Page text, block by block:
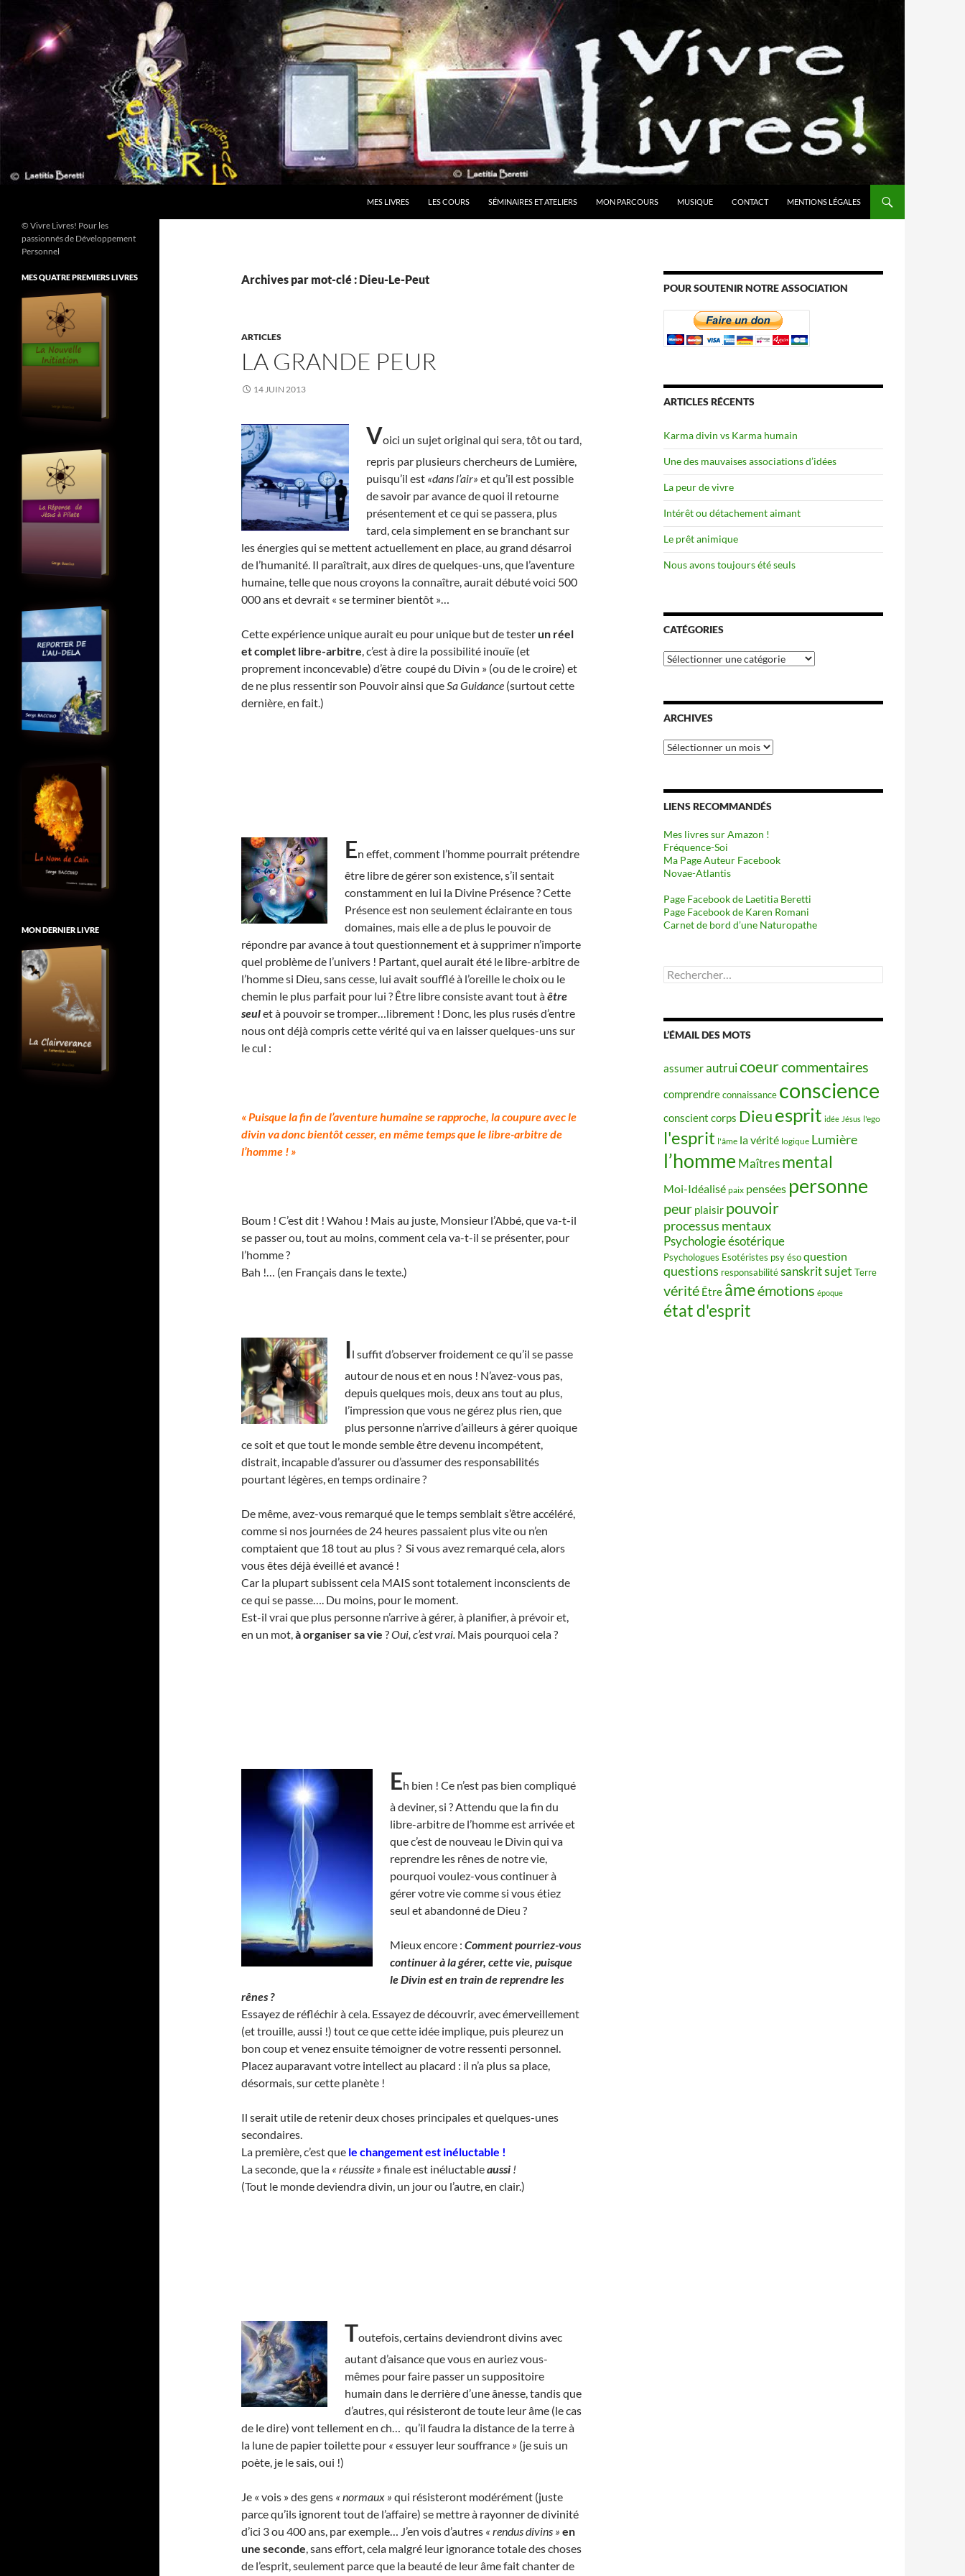
contenu
MES LIVRES LES COURS SÉMINAIRES ET ATELIERS MON PARCOURS MUSIQUE CONTACT MENTIONS LÉGALES
Archives par mot-clé : Dieu-Le-Peut
ARTICLES
LA GRANDE PEUR
14 JUIN 2013
Voici un sujet original qui sera, tôt ou tard,
repris par plusieurs chercheurs de Lumière,
puisqu’il est «dans l’air» et qu’il est possible
de savoir par avance de quoi il retourne
présentement et ce qui se passera, plus
tard, cela simplement en se branchant sur
les énergies qui se mettent actuellement en place, au grand désarroi
de l’humanité. Il paraîtrait, aux dires de quelques-uns, que l’aventure
humaine, telle que nous croyons la connaître, aurait débuté voici 500
000 ans et devrait « se terminer bientôt »…
Cette expérience unique aurait eu pour unique but de testerun réel
et complet libre-arbitre, c’est à dire la possibilité inouïe (et
proprement inconcevable) d’être coupé du Divin » (ou de le croire) et
de ne plus ressentir son Pouvoir ainsi queSa Guidance (surtout cette
dernière, en fait.)
En effet, comment l’homme pourrait prétendre
être libre de gérer son existence, s’il sentait
constamment en lui la Divine Présence ? Cette
Présence est non seulement éclairante en tous
domaines, mais elle a de plus le pouvoir de
répondre par avance à tout questionnement et à supprimer n’importe
quel problème de l’univers ! Partant, quel aurait été le libre-arbitre de
l’homme si Dieu, sans cesse, lui avait soufflé à l’oreille le choix ou le
chemin le plus parfait pour lui ? Être libre consiste avant tout àêtre
seulet à pouvoir se tromper…librement ! Donc, les plus rusés d’entre
nous ont déjà compris cette vérité qui va en laisser quelques-uns sur
le cul :
« Puisque la fin de l’aventure humaine se rapproche, la coupure avec le
divin va donc bientôt cesser, en même temps que le libre-arbitre de
l’homme ! »
Boum ! C’est dit ! Wahou ! Mais au juste, Monsieur l’Abbé, que va-t-il
se passer ou, tout au moins, comment cela va-t-il se présenter, pour
l’homme ?
Bah !… (en Français dans le texte.)
Il suffit d’observer froidement ce qu’il se passe
autour de nous et en nous ! N’avez-vous pas,
depuis quelques mois, deux ans tout au plus,
l’impression que vous ne gérez plus rien, que
plus personne n’arrive d’ailleurs à gérer quoique
ce soit et que tout le monde semble être devenu incompétent,
distrait, incapable d’assurer ou d’assumer des responsabilités
pourtant légères, en temps ordinaire ?
De même, avez-vous remarqué que le temps semblait s’être accéléré,
comme si nos journées de 24 heures passaient plus vite ou n’en
comptaient que 18 tout au plus ? Si vous avez remarqué cela, alors
vous êtes déjà éveillé et avancé !
Car la plupart subissent cela MAIS sont totalement inconscients de
ce qui se passe…. Du moins, pour le moment.
Est-il vrai que plus personne n’arrive à gérer, à planifier, à prévoir et,
en un mot,à organiser sa vie ?Oui, c’est vrai. Mais pourquoi cela ?
Eh bien ! Ce n’est pas bien compliqué
à deviner, si ? Attendu que la fin du
libre-arbitre de l’homme est arrivée et
que c’est de nouveau le Divin qui va
reprendre les rênes de notre vie,
pourquoi voulez-vous continuer à
gérer votre vie comme si vous étiez
seul et abandonné de Dieu ?
Mieux encore : Comment pourriez-vous
continuer à la gérer, cette vie, puisque
le Divin est en train de reprendre les
rênes ?
Essayez de réfléchir à cela. Essayez de découvrir, avec émerveillement
(et trouille, aussi !) tout ce que cette idée implique, puis pleurez un
bon coup et venez ensuite témoigner de votre ressenti personnel.
Placez auparavant votre intellect au placard : il n’a plus sa place,
désormais, sur cette planète !
Il serait utile de retenir deux choses principales et quelques-unes
secondaires.
La première, c’est que le changement est inéluctable !
La seconde, que la « réussite » finale est inéluctableaussi !
(Tout le monde deviendra divin, un jour ou l’autre, en clair.)
Toutefois, certains deviendront divins avec
autant d’aisance que vous en auriez vous-
mêmes pour faire passer un suppositoire
humain dans le derrière d’une ânesse, tandis que
d’autres, qui résisteront de toute leur âme (le cas
de le dire) vont tellement en ch… qu’il faudra la distance de la terre à
la lune de papier toilette pour « essuyer leur souffrance » (je suis un
poète, je le sais, oui !)
Je « vois » des gens « normaux » qui résisteront modérément (juste
parce qu’ils ignorent tout de l’affaire) se mettre à rayonner de divinité
d’ici 3 ou 400 ans, par exemple… J’en vois d’autres « rendus divins » en
une seconde, sans effort, cela malgré leur ignorance totale des choses
de l’esprit, seulement parce que la beauté de leur âme fait chanter de
POUR SOUTENIR NOTRE ASSOCIATION
ARTICLES RÉCENTS
Karma divin vs Karma humain
Une des mauvaises associations d’idées
La peur de vivre
Intérêt ou détachement aimant
Le prêt animique
Nous avons toujours été seuls
CATÉGORIES
Catégories
ARCHIVES
Archives
LIENS RECOMMANDÉS
Mes livres sur Amazon !
Fréquence-Soi
Ma Page Auteur Facebook
Novae-Atlantis
Page Facebook de Laetitia Beretti
Page Facebook de Karen Romani
Carnet de bord d’une Naturopathe
Rechercher :
L’ÉMAIL DES MOTS
assumerautruicoeurcommentaires
comprendreconnaissance conscience
conscient corps Dieuesprit idée Jésus l'ego
l'esprit l'âme la vérité logique Lumière
l’homme Maîtres mental
Moi-Idéalisé paix pensées personne
peur plaisir pouvoir
processus mentaux
Psychologie ésotérique
Psychologues Esotéristes psy ésoquestion
questions responsabilitésanskritsujet Terre
vérité Être âmeémotions époque
état d'esprit
© Vivre Livres! Pour les
passionnés de Développement
Personnel
MES QUATRE PREMIERS LIVRES
MON DERNIER LIVRE